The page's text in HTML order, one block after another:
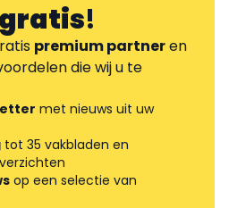
gratis!
premium partneren
die wij u te
met nieuws uit uw
tot 35 vakbladen en
op een selectie van